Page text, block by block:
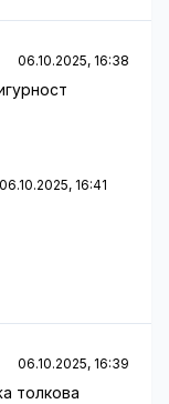
06.10.2025, 16:38
06.10.2025, 16:41
06.10.2025, 16:39
толкова